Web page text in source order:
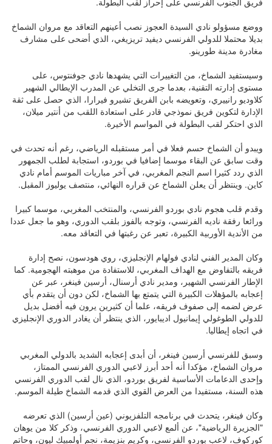
ووضع مسؤولو نادي السيدة العجوز نصب أعينهم التعاقد مع مروان الشماخ
بديلا محتملا للدولي الفرنسي ديفيد تريزيغي، الذي أضحى على مشارف
مغادرة مدينة طورينو.
وسيستفيد الشماخ، من التغييرات التي يشهدها نادي جوفنتوس، على
مستوى إدارته التقنية، بعدما جرى التخلي عن المدرب الإيطالي الشهير
كلاوديو رانييري، وتعويضه بابن الفريق تشيرو فيرارا، الذي حصل على ثقة
الإدارة لتكوين فريق نموذجي قادر على استعادة اللقب من أنتير ميلان،
الذي احتكر لقب البطولة في المواسم الأخيرة.
ويبدو أن الشماخ حسم فعلا في أمر مستقبله الرياضي، رغم أنه تحدث في
وقت سابق عن البقاء موسما إضافيا في بوردو، استجابة لطلب الجمهور
الذي ردد كثيرا اسم النجم المغربي، في آخر مباريات الموسم أمام نادي
كاين. وينتظر أن يعلن الشماخ عن قراره النهائي، منتصف يوليوز المقبل.
وقدم قلب هجوم نادي بوردو الفرنسي، والمنتخب المغربي، موسما كبيرا
ورائعا رفقة ناديه الفرنسي، وتوجه بالفوز بلقب الدوري، وهو ما جعل عددا
من الأندية الأوربية الكبيرة، تعبر عن رغبتها في التعاقد معه.
وكان المدير الفني لنادي فولهام الإنجليزي، روي هودسون، نصح إدارة
فريقه بالتفاوض مع الهداف المغربي، للاستفادة من موهبته الهجومية. كما
الإطار الفرنسي الشهير، ومدير نادي أرسنال، أرسين فينغر، عبر عن
إعجابه بالمؤهلات الكبيرة التي يتمتع بها الشماخ، لكن دون أن يتقدم بأي
عرض لضمه إلى صفوف فريقه، علما أن كثيرين يرون فيه أفضل بديل
للدولي الطوغولي إيمانيول اديبايور، الذي ينتظر أن يغادر الدوري الإنجليزي
في اتجاه إيطاليا.
وسبق للفرنسي أرسين فينغر، أن أبدى إعجابه الشديد بالدولي المغربي
مروان الشماخ، مؤكدا أنه أحد أبرز لاعبي الدوري الفرنسي الممتاز،
وإحدى الدعامات الأساسية لفريق بوردو، الذي نال لقب الدوري الفرنسي
هذه السنة، مستفيدا من العرض القوي الذي قدمه الشماخ طيلة الموسم.
وكان فينغر، يتحدث في برنامجه التلفزيوني (عين أرسين) الذي تعرضه
"الجزيرة الرياضية"، عن ألمع لاعبي الدوري الفرنسي، وذكر كلا من يوهان
كوركوف، لاعب بوردو الفرنسي، وكريم بنزيمة، نجم أولمبيك ليون، وحاتم